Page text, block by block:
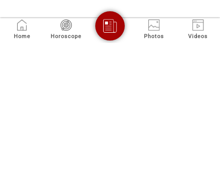
Home Horoscope Photos Videos